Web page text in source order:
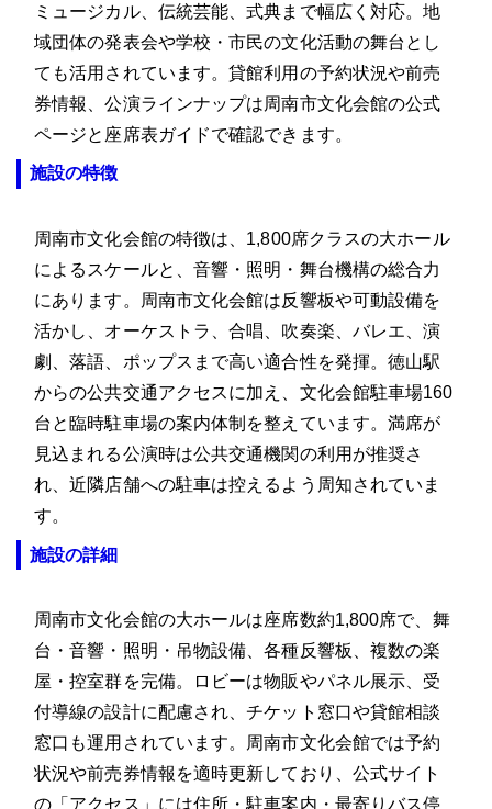
ミュージカル、伝統芸能、式典まで幅広く対応。地
域団体の発表会や学校・市民の文化活動の舞台とし
ても活用されています。貸館利用の予約状況や前売
券情報、公演ラインナップは周南市文化会館の公式
ページと座席表ガイドで確認できます。
施設の特徴
周南市文化会館の特徴は、1,800席クラスの大ホール
によるスケールと、音響・照明・舞台機構の総合力
にあります。周南市文化会館は反響板や可動設備を
活かし、オーケストラ、合唱、吹奏楽、バレエ、演
劇、落語、ポップスまで高い適合性を発揮。徳山駅
からの公共交通アクセスに加え、文化会館駐車場160
台と臨時駐車場の案内体制を整えています。満席が
見込まれる公演時は公共交通機関の利用が推奨さ
れ、近隣店舗への駐車は控えるよう周知されていま
す。
施設の詳細
周南市文化会館の大ホールは座席数約1,800席で、舞
台・音響・照明・吊物設備、各種反響板、複数の楽
屋・控室群を完備。ロビーは物販やパネル展示、受
付導線の設計に配慮され、チケット窓口や貸館相談
窓口も運用されています。周南市文化会館では予約
状況や前売券情報を適時更新しており、公式サイト
の「アクセス」には住所・駐車案内・最寄りバス停